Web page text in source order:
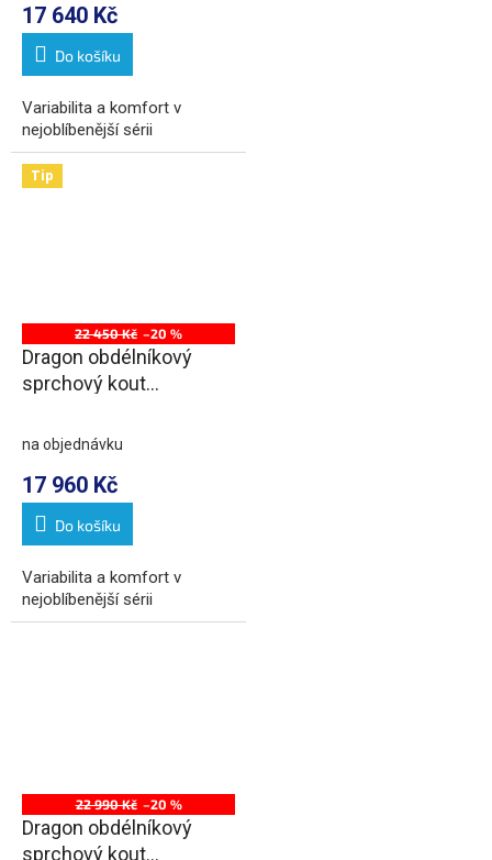
17 640 Kč
Do košíku
Variabilita a komfort v
nejoblíbenější sérii
Tip
22 450 Kč –20 %
Dragon obdélníkový
sprchový kout
varianta
na objednávku
17 960 Kč
Do košíku
Variabilita a komfort v
nejoblíbenější sérii
22 990 Kč –20 %
Dragon obdélníkový
sprchový kout